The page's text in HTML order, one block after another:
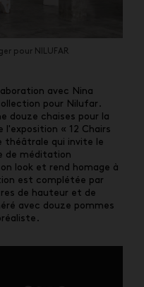
pour NILUFAR
avec Nina
pour Nilufar.
douze chaises pour la
l'exposition « 12 Chairs
théâtrale qui invite le
de méditation
look et rend homage à
est complétée par
de hauteur et de
avec douze pommes